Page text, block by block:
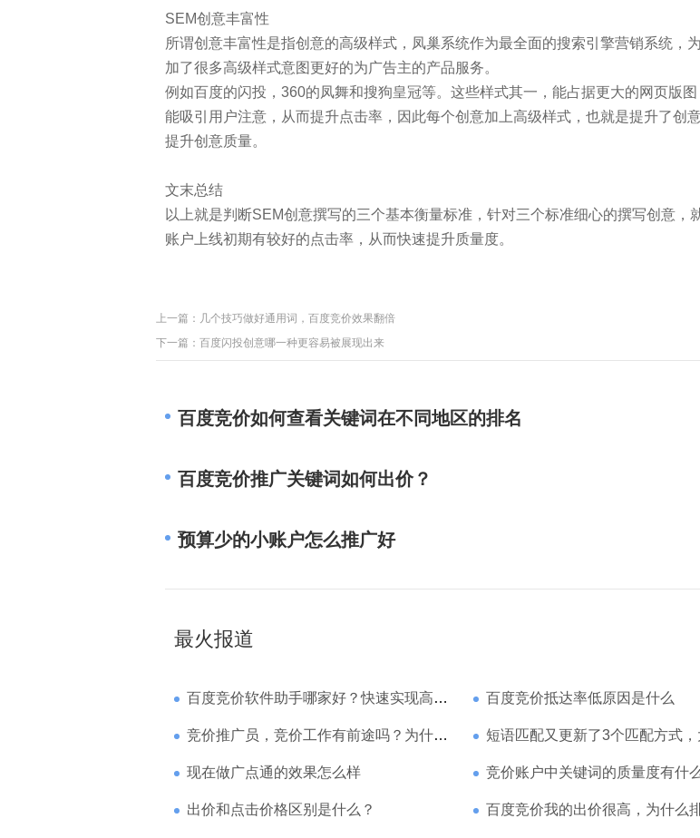
SEM创意丰富性
所谓创意丰富性是指创意的高级样式，凤巢系统作为最全面的搜索引擎营销系统，
加了很多高级样式意图更好的为广告主的产品服务。
例如百度的闪投，360的凤舞和搜狗皇冠等。这些样式其一，能占据更大的网页版图
能吸引用户注意，从而提升点击率，因此每个创意加上高级样式，也就是提升了创意
提升创意质量。
文末总结
以上就是判断SEM创意撰写的三个基本衡量标准，针对三个标准细心的撰写创意，
账户上线初期有较好的点击率，从而快速提升质量度。
上一篇： 几个技巧做好通用词，百度竞价效果翻倍
下一篇： 百度闪投创意哪一种更容易被展现出来
百度竞价如何查看关键词在不同地区的排名
百度竞价推广关键词如何出价？
预算少的小账户怎么推广好
最火报道
百度竞价软件助手哪家好？快速实现高回报哪家强？ 百度竞价抵达率低原因是什么
竞价推广员，竞价工作有前途吗？为什么待遇那么高 短语匹配又更新了3个匹配方式，大家是如
现在做广点通的效果怎么样 竞价账户中关键词的质量度有什
出价和点击价格区别是什么？ 百度竞价我的出价很高，为什么排名还